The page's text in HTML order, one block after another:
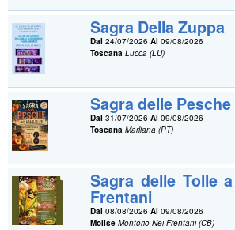
Sagra Della Zuppa
Dal 24/07/2026Al 09/08/2026
Toscana Lucca (LU)
Sagra delle
Dal 31/07/2026Al 09/08/2026
Toscana Marliana (PT)
Sagra delle Tolle
Frentani
Dal 08/08/2026Al 09/08/2026
Molise Montorio Nei Frentani (CB)